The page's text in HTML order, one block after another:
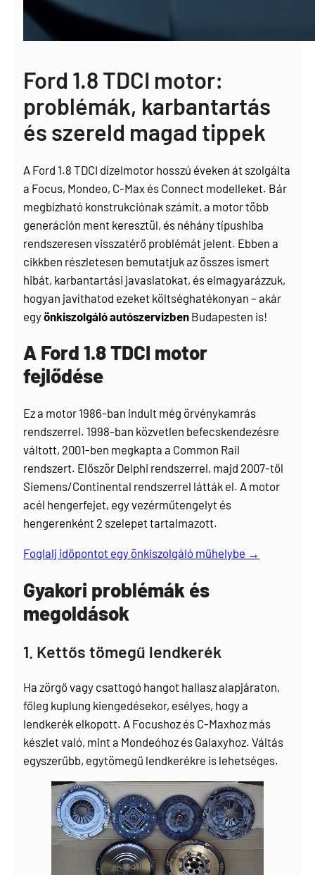
Ford 1.8 TDCI motor:
problémák, karbantartás
és szereld magad tippek
A Ford 1.8 TDCI dízelmotor hosszú éveken át szolgálta
a Focus, Mondeo, C-Max és Connect modelleket. Bár
megbízható konstrukciónak számít, a motor több
generáción ment keresztül, és néhány típushiba
rendszeresen visszatérő problémát jelent. Ebben a
cikkben részletesen bemutatjuk az összes ismert
hibát, karbantartási javaslatokat, és elmagyarázzuk,
hogyan javíthatod ezeket költséghatékonyan – akár
egyönkiszolgáló autószervizben Budapesten is!
A Ford 1.8 TDCI motor
fejlődése
Ez a motor 1986-ban indult még örvénykamrás
rendszerrel. 1998-ban közvetlen befecskendezésre
váltott, 2001-ben megkapta a Common Rail
rendszert. Először Delphi rendszerrel, majd 2007-től
Siemens/Continental rendszerrel látták el. A motor
acél hengerfejet, egy vezérműtengelyt és
hengerenként 2 szelepet tartalmazott.
Foglalj időpontot egy önkiszolgáló műhelybe →
Gyakori problémák és
megoldások
1. Kettős tömegű lendkerék
Ha zörgő vagy csattogó hangot hallasz alapjáraton,
főleg kuplung kiengedésekor, esélyes, hogy a
lendkerék elkopott. A Focushoz és C-Maxhoz más
készlet való, mint a Mondeóhoz és Galaxyhoz. Váltás
egyszerűbb, egytömegű lendkerékre is lehetséges.